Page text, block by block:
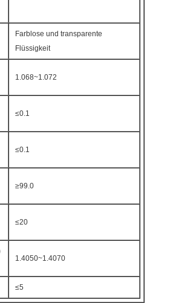
Farblose und transparente
Flüssigkeit
1.068~1.072
≤0.1
≤0.1
≥99.0
≤20
1.4050~1.4070
≤5